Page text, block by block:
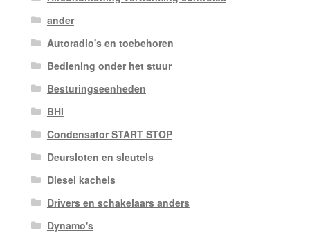
ander
Autoradio's en toebehoren
Bediening onder het stuur
Besturingseenheden
BHI
Condensator START STOP
Deursloten en sleutels
Diesel kachels
Drivers en schakelaars anders
Dynamo's